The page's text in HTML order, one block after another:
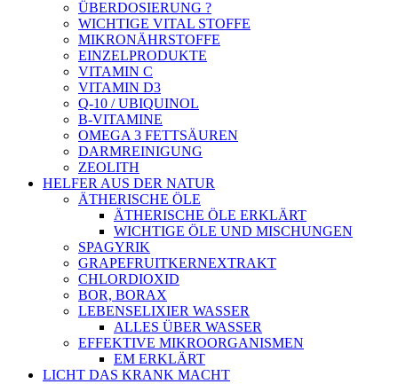
ÜBERDOSIERUNG ?
WICHTIGE VITAL STOFFE
MIKRONÄHRSTOFFE
EINZELPRODUKTE
VITAMIN C
VITAMIN D3
Q-10 / UBIQUINOL
B-VITAMINE
OMEGA 3 FETTSÄUREN
DARMREINIGUNG
ZEOLITH
HELFER AUS DER NATUR
ÄTHERISCHE ÖLE
ÄTHERISCHE ÖLE ERKLÄRT
WICHTIGE ÖLE UND MISCHUNGEN
SPAGYRIK
GRAPEFRUITKERNEXTRAKT
CHLORDIOXID
BOR, BORAX
LEBENSELIXIER WASSER
ALLES ÜBER WASSER
EFFEKTIVE MIKROORGANISMEN
EM ERKLÄRT
LICHT DAS KRANK MACHT